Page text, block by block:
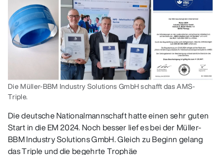
Die Müller-BBM Industry Solutions GmbH schafft das AMS-
Triple.
Die deutsche Nationalmannschaft hatte einen sehr guten
Start in die EM 2024. Noch besser lief es bei der Müller-
BBM Industry Solutions GmbH. Gleich zu Beginn gelang
das Triple und die begehrte Trophäe